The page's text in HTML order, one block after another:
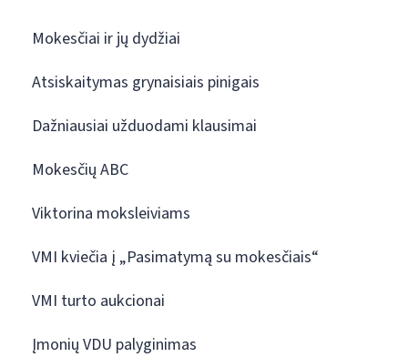
Mokesčiai ir jų dydžiai
Atsiskaitymas grynaisiais pinigais
Dažniausiai užduodami klausimai
Mokesčių ABC
Viktorina moksleiviams
VMI kviečia į „Pasimatymą su mokesčiais“
VMI turto aukcionai
Įmonių VDU palyginimas